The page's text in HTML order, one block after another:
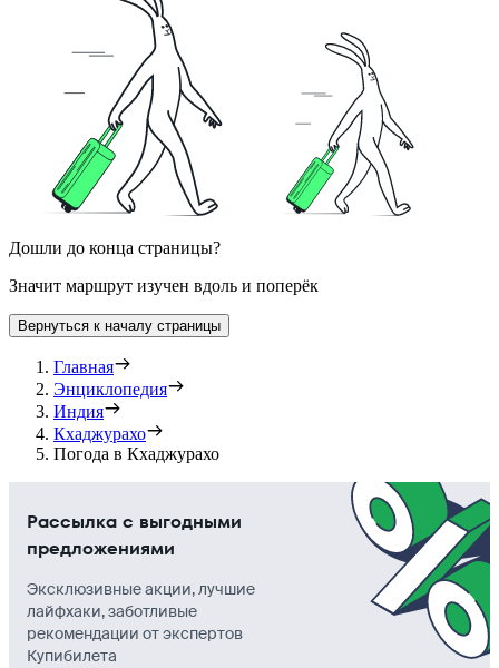
Дошли до конца страницы?
Значит маршрут изучен вдоль и поперёк
Вернуться к началу страницы
Главная
Энциклопедия
Индия
Кхаджурахо
Погода в Кхаджурахо
Рассылка с выгодными
предложениями
Эксклюзивные акции, лучшие
лайфхаки, заботливые
рекомендации от экспертов
Купибилета